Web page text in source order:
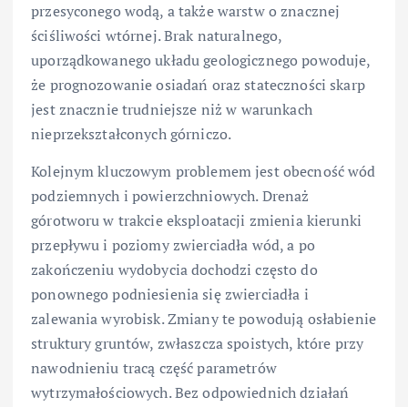
przesyconego wodą, a także warstw o znacznej
ściśliwości wtórnej. Brak naturalnego,
uporządkowanego układu geologicznego powoduje,
że prognozowanie osiadań oraz stateczności skarp
jest znacznie trudniejsze niż w warunkach
nieprzekształconych górniczo.
Kolejnym kluczowym problemem jest obecność wód
podziemnych i powierzchniowych. Drenaż
górotworu w trakcie eksploatacji zmienia kierunki
przepływu i poziomy zwierciadła wód, a po
zakończeniu wydobycia dochodzi często do
ponownego podniesienia się zwierciadła i
zalewania wyrobisk. Zmiany te powodują osłabienie
struktury gruntów, zwłaszcza spoistych, które przy
nawodnieniu tracą część parametrów
wytrzymałościowych. Bez odpowiednich działań